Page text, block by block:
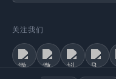
关注我们